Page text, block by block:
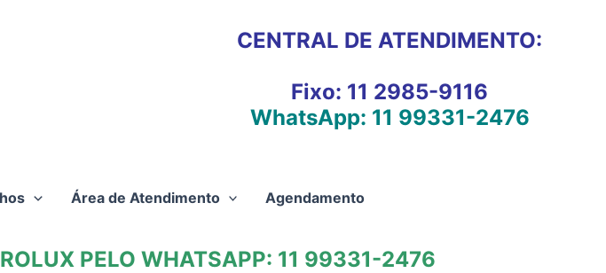
CENTRAL DE ATENDIMENTO:
Fixo: 11 2985-9116
WhatsApp: 11 99331-2476
Área de Atendimento Agendamento
PELO WHATSAPP: 11 99331-2476